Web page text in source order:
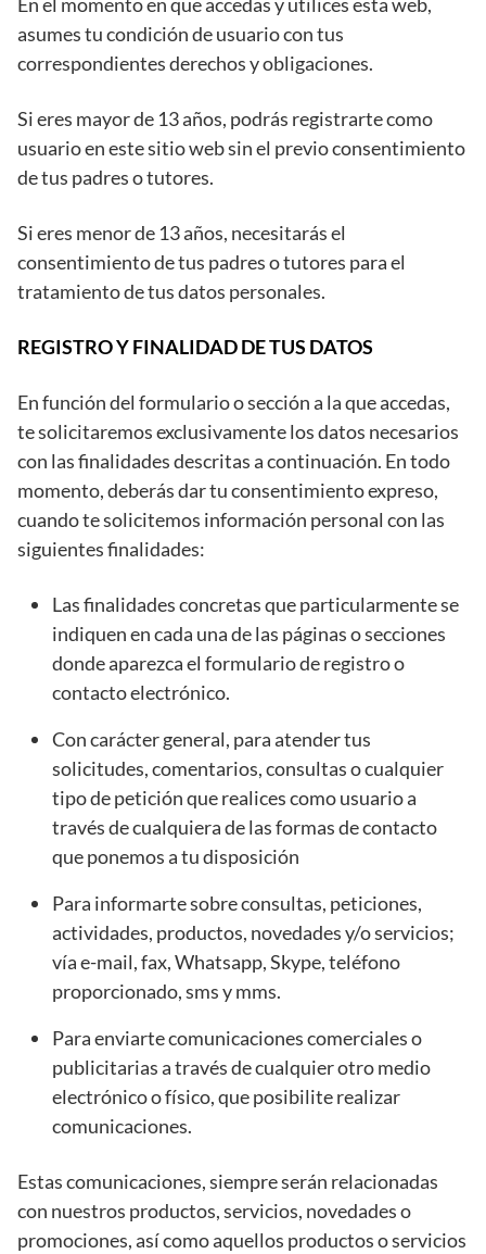
asumes tu condición de usuario con tus
correspondientes derechos y obligaciones.
Si eres mayor de 13 años, podrás registrarte como
usuario en este sitio web sin el previo consentimiento
de tus padres o tutores.
Si eres menor de 13 años, necesitarás el
consentimiento de tus padres o tutores para el
tratamiento de tus datos personales.
REGISTRO Y FINALIDAD DE TUS DATOS
En función del formulario o sección a la que accedas,
te solicitaremos exclusivamente los datos necesarios
con las finalidades descritas a continuación. En todo
momento, deberás dar tu consentimiento expreso,
cuando te solicitemos información personal con las
siguientes finalidades:
Las finalidades concretas que particularmente se
indiquen en cada una de las páginas o secciones
donde aparezca el formulario de registro o
contacto electrónico.
Con carácter general, para atender tus
solicitudes, comentarios, consultas o cualquier
tipo de petición que realices como usuario a
través de cualquiera de las formas de contacto
que ponemos a tu disposición
Para informarte sobre consultas, peticiones,
actividades, productos, novedades y/o servicios;
vía e-mail, fax, Whatsapp, Skype, teléfono
proporcionado, sms y mms.
Para enviarte comunicaciones comerciales o
publicitarias a través de cualquier otro medio
electrónico o físico, que posibilite realizar
comunicaciones.
Estas comunicaciones, siempre serán relacionadas
con nuestros productos, servicios, novedades o
promociones, así como aquellos productos o servicios